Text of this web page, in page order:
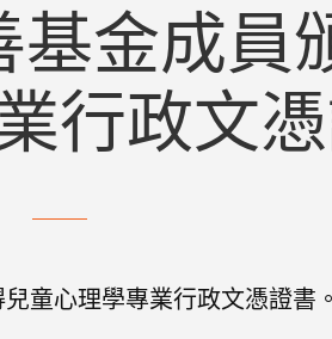
基金成員
行政文
童心理學專業行政文憑證書。